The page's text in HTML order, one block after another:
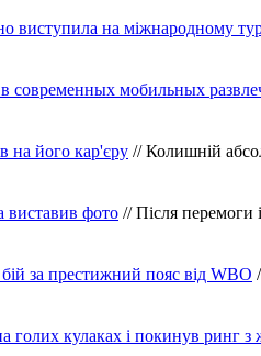
виступила на міжнародному
современных мобильных
на його кар'єру // Колишній
виставив фото // Після перемоги
за престижний пояс від WBO
голих кулаках і покинув ринг